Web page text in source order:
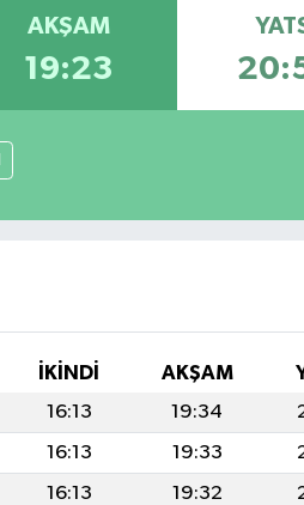
AKŞAM
19:23
İKINDI AKŞAM
16:13 19:34
16:13 19:33
16:13 19:32